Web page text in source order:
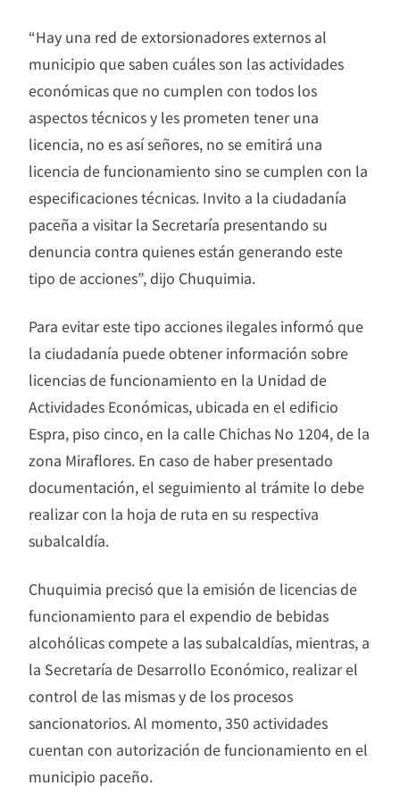
“Hay una red de extorsionadores externos al
municipio que saben cuáles son las actividades
económicas que no cumplen con todos los
aspectos técnicos y les prometen tener una
licencia, no es así señores, no se emitirá una
licencia de funcionamiento sino se cumplen con la
especificaciones técnicas. Invito a la ciudadanía
paceña a visitar la Secretaría presentando su
denuncia contra quienes están generando este
tipo de acciones”, dijo Chuquimia.
Para evitar este tipo acciones ilegales informó que
la ciudadanía puede obtener información sobre
licencias de funcionamiento en la Unidad de
Actividades Económicas, ubicada en el edificio
Espra, piso cinco, en la calle Chichas No 1204, de la
zona Miraflores. En caso de haber presentado
documentación, el seguimiento al trámite lo debe
realizar con la hoja de ruta en su respectiva
subalcaldía.
Chuquimia precisó que la emisión de licencias de
funcionamiento para el expendio de bebidas
alcohólicas compete a las subalcaldías, mientras, a
la Secretaría de Desarrollo Económico, realizar el
control de las mismas y de los procesos
sancionatorios. Al momento, 350 actividades
cuentan con autorización de funcionamiento en el
municipio paceño.